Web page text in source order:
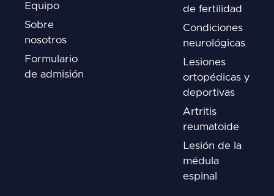
Equipo
Sobre
nosotros
Formulario
de admisión
de fertilidad
Condiciones
neurológicas
Lesiones
ortopédicas y
deportivas
Artritis
reumatoide
Lesión de la
médula
espinal